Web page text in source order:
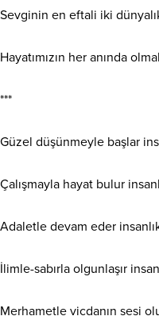
Sevginin en eftali iki
Hayatımızın her anında
***
Güzel düşünmeyle başlar
Çalışmayla hayat bulur
Adaletle devam eder
İlimle-sabırla olgunlaşır
Merhametle vicdanın sesi